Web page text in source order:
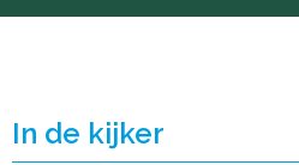
In de kijker